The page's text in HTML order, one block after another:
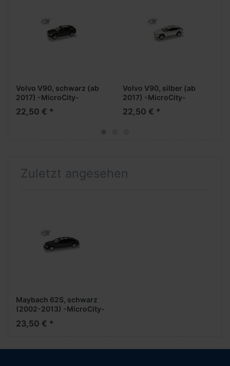
Volvo V90, schwarz (ab
2017) -MicroCity-
22,50 € *
Volvo V90, silber (ab
2017) -MicroCity-
22,50 € *
Zuletzt angesehen
Maybach 62S, schwarz
(2002-2013) -MicroCity-
23,50 € *